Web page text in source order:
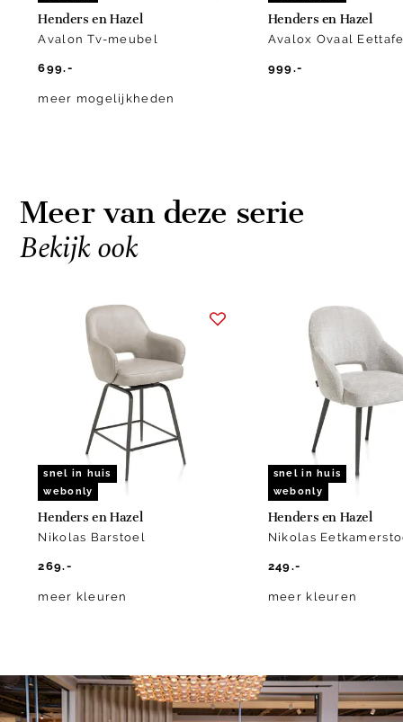
Henders en Hazel
Avalon Tv-meubel
699.-
meer mogelijkheden
Henders en Hazel
Avalox Ovaal
999.-
Meer van deze serie
Bekijk ook
snel in huis
webonly
Henders en Hazel
Nikolas Barstoel
269.-
meer kleuren
snel in huis
webonly
Henders en Hazel
Nikolas
249.-
meer kleuren